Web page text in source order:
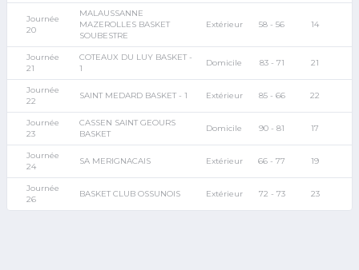
Journée
20
MALAUSSANNE
MAZEROLLES BASKET
SOUBESTRE
Extérieur 58 - 56 14
Journée
21
COTEAUX DU LUY BASKET -
1
Domicile 83 - 71 21
Journée
22
SAINT MEDARD BASKET - 1 Extérieur 85 - 66 22
Journée
23
CASSEN SAINT GEOURS
BASKET
Domicile 90 - 81 17
Journée
24
SA MERIGNACAIS Extérieur 66 - 77 19
Journée
26
BASKET CLUB OSSUNOIS Extérieur 72 - 73 23